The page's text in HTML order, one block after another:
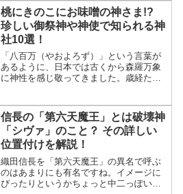
のなかには、成立した時代背景を思わせ
るさまざまなシチュエーションを想定し
た技が残されています。現代人の感覚か
らは不思議に感じられるものもあります
が、いずれも貴重な身体文化として興味
が尽きません。今回は古武道のうち、そ
うした「変わった技」のい
く………………～続きを読む～
桃にきのこにお味噌の神さま!?
珍しい御祭神や神使で知られる神
社10選！
「八百万（やおよろず）」という言葉が
あるように、日本では古くから森羅万象
に神性を感じ敬ってきました。歳経た樹
ね。あらゆるものに神様がおられるとい
う観念は列島の基層信仰といっても過言
ではありませんが、なかには「そんな神
様まで!?」といった驚きに出合うこと
も。本記事では、たいへん珍しい御祭神
や神使がおわす神社さんを10社まとめて
みました！桃の神さま！………………～
続きを読む～
信長の「第六天魔王」とは破壊神
「シヴァ」のこと？ その詳しい
位置付けを解説！
織田信長を「第六天魔王」の異名で呼ぶ
のはあまりにも有名ですね。イメージに
ぴったりというかちょっと中二っぽい感